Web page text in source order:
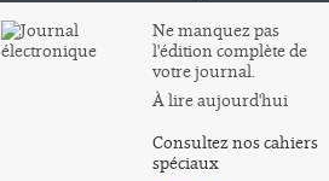
Ne manquez pas
l'édition complète de
votre journal.
À lire aujourd'hui
Consultez nos cahiers
spéciaux